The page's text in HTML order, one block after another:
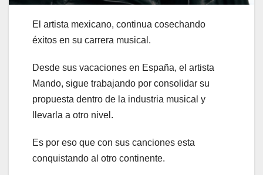
El artista mexicano, continua cosechando
éxitos en su carrera musical.
Desde sus vacaciones en España, el artista
Mando, sigue trabajando por consolidar su
propuesta dentro de la industria musical y
llevarla a otro nivel.
Es por eso que con sus canciones esta
conquistando al otro continente.